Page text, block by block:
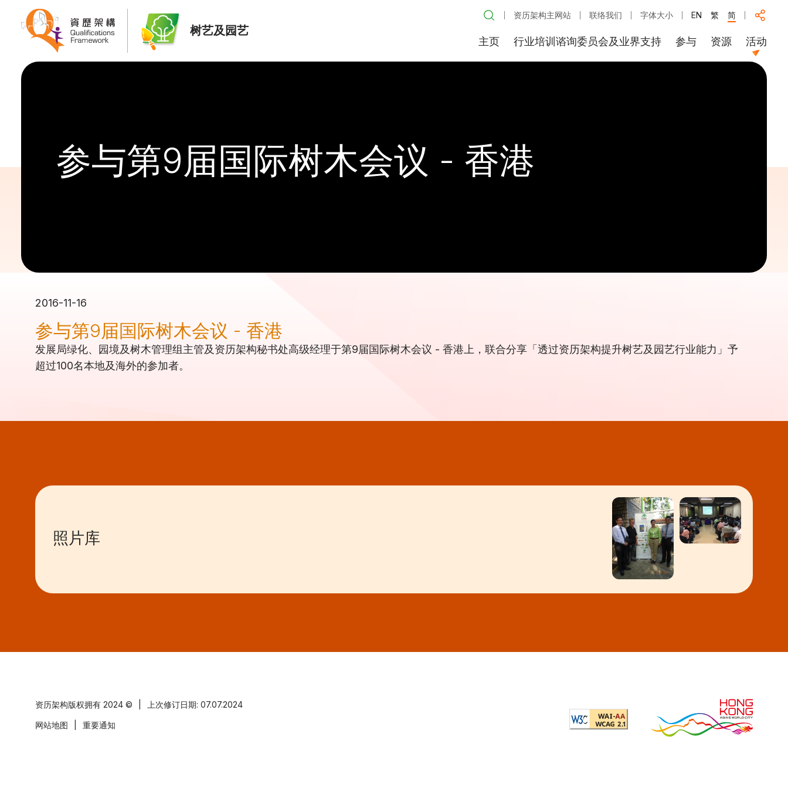
树艺及园艺
资历架构主网站 联络我们 字体大小 EN 繁 简
主页 行业培训谘询委员会及业界支持 参与 资源 活动
参与第9届国际树木会议 - 香港
2016-11-16
参与第9届国际树木会议 - 香港
发展局绿化、园境及树木管理组主管及资历架构秘书处高级经理于第9届国际树木会议 - 香港上，联合分享「透过资历架构提升树艺及园艺行业能力」予
超过100名本地及海外的参加者。
照片库
资历架构版权拥有 2024 © 上次修订日期: 07.07.2024
网站地图 重要通知